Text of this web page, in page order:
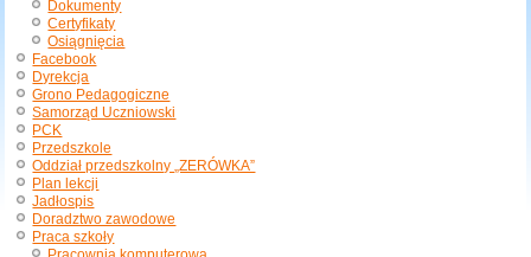
Dokumenty
Certyfikaty
Osiągnięcia
Facebook
Dyrekcja
Grono Pedagogiczne
Samorząd Uczniowski
PCK
Przedszkole
Oddział przedszkolny „ZERÓWKA”
Plan lekcji
Jadłospis
Doradztwo zawodowe
Praca szkoły